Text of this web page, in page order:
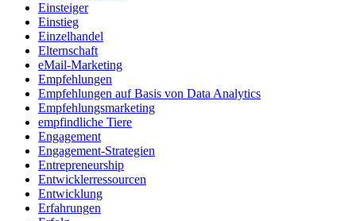
Einsteiger
Einstieg
Einzelhandel
Elternschaft
eMail-Marketing
Empfehlungen
Empfehlungen auf Basis von Data Analytics
Empfehlungsmarketing
empfindliche Tiere
Engagement
Engagement-Strategien
Entrepreneurship
Entwicklerressourcen
Entwicklung
Erfahrungen